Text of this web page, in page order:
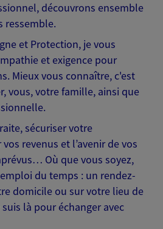
découvrons ensemble
ressemble.
et Protection, je vous
et exigence pour
Mieux vous connaître, c'est
vous, votre famille, ainsi que
sécuriser votre
revenus et l’avenir de vos
Où que vous soyez,
du temps : un rendez-
domicile ou sur votre lieu de
là pour échanger avec